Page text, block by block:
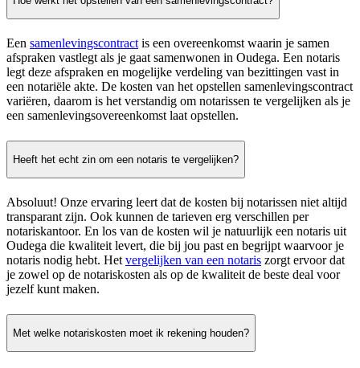
Een samenlevingscontract is een overeenkomst waarin je samen
afspraken vastlegt als je gaat samenwonen in Oudega. Een notaris
legt deze afspraken en mogelijke verdeling van bezittingen vast in
een notariële akte. De kosten van het opstellen samenlevingscontract
variëren, daarom is het verstandig om notarissen te vergelijken als je
een samenlevingsovereenkomst laat opstellen.
Heeft het echt zin om een notaris te vergelijken?
Absoluut! Onze ervaring leert dat de kosten bij notarissen niet altijd
transparant zijn. Ook kunnen de tarieven erg verschillen per
notariskantoor. En los van de kosten wil je natuurlijk een notaris uit
Oudega die kwaliteit levert, die bij jou past en begrijpt waarvoor je
notaris nodig hebt. Hetvergelijken van een notaris zorgt ervoor dat
je zowel op de notariskosten als op de kwaliteit de beste deal voor
jezelf kunt maken.
Met welke notariskosten moet ik rekening houden?